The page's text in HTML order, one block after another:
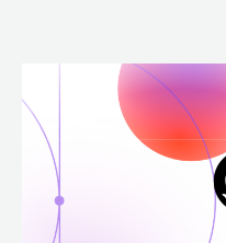
para
conteúdo